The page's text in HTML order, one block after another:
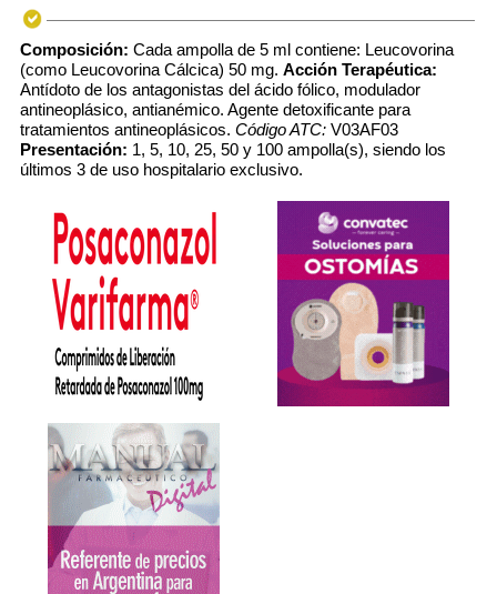
Composición: Cada ampolla de 5 ml contiene: Leucovorina
(como Leucovorina Cálcica) 50 mg. Acción Terapéutica:
Antídoto de los antagonistas del ácido fólico, modulador
antineoplásico, antianémico. Agente detoxificante para
tratamientos antineoplásicos. Código ATC: V03AF03
Presentación: 1, 5, 10, 25, 50 y 100 ampolla(s), siendo los
últimos 3 de uso hospitalario exclusivo.